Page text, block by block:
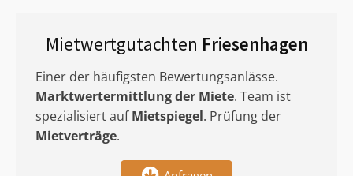
Mietwertgutachten Friesenhagen
Einer der häufigsten Bewertungsanlässe.
Marktwertermittlungder Miete. Team ist
spezialisiert aufMietspiegel. Prüfung der
Mietverträge.